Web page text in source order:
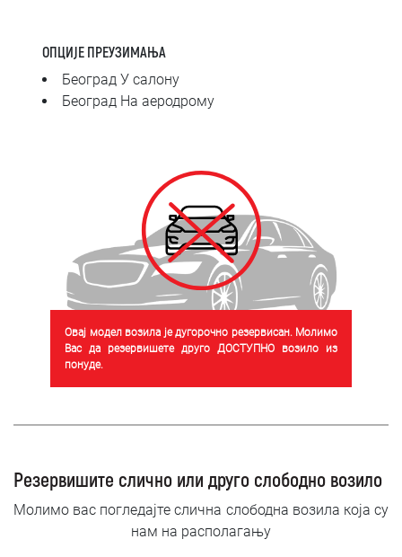
ENGLISH
ОПЦИЈЕ ПРЕУЗИМАЊА
Београд У салону
Београд На аеродрому
Овај модел возила је дугорочно резервисан. Молимо
Вас да резервишете друго ДОСТУПНО возило из
понуде.
Резервишите слично или друго слободно возило
Молимо вас погледајте слична слободна возила која су
нам на располагању